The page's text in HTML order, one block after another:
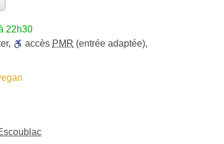
22h30
, accès PMR (entrée adaptée),